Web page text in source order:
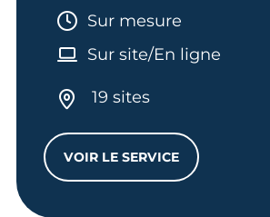
Durée :
Sur mesure
Sur site/En ligne
19 sites
VOIR LE SERVICE
PUBLICATION